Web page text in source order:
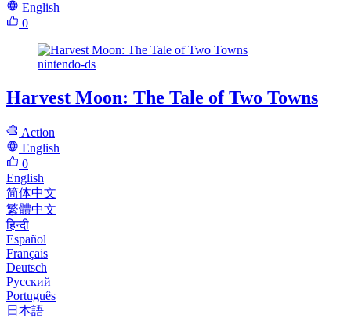
English
0
nintendo-ds
Harvest Moon: The Tale of Two Towns
Action
English
0
English
简体中文
繁體中文
हिन्दी
Español
Français
Deutsch
Русский
Português
日本語